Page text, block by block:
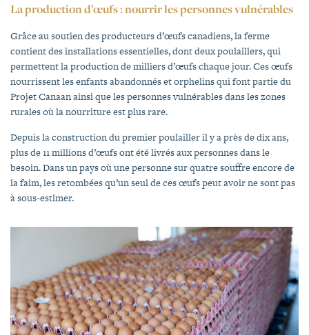
La production d’œufs : nourrir les personnes vulnérables
Grâce au soutien des producteurs d’œufs canadiens, la ferme
contient des installations essentielles, dont deux poulaillers, qui
permettent la production de milliers d’œufs chaque jour. Ces œufs
nourrissent les enfants abandonnés et orphelins qui font partie du
Projet Canaan ainsi que les personnes vulnérables dans les zones
rurales où la nourriture est plus rare.
Depuis la construction du premier poulailler il y a près de dix ans,
plus de 11 millions d’œufs ont été livrés aux personnes dans le
besoin. Dans un pays où une personne sur quatre souffre encore de
la faim, les retombées qu’un seul de ces œufs peut avoir ne sont pas
à sous-estimer.